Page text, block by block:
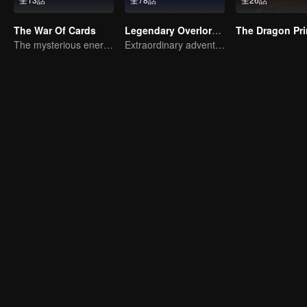
The War Of Cards
The mysterious energy from cards caused a war, how did Chen Mu handle it?
Legendary Overlord S2
Extraordinary adventure, a teenager reborn from adversity.
The Dragon